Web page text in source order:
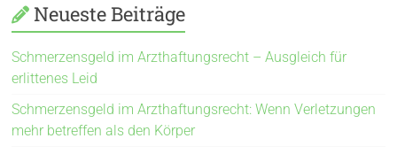
Neueste Beiträge
Schmerzensgeld im Arzthaftungsrecht – Ausgleich für
erlittenes Leid
Schmerzensgeld im Arzthaftungsrecht: Wenn Verletzungen
mehr betreffen als den Körper